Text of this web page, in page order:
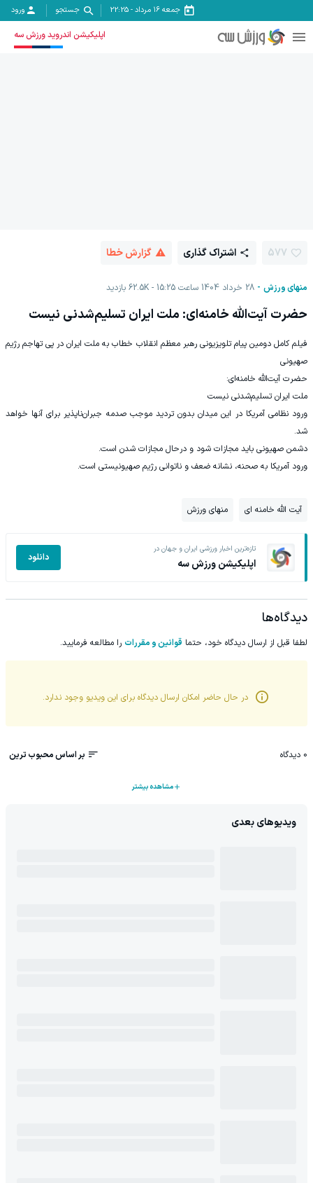
جمعه ۱۶ مرداد -
22:25 جستجو ورود
اپلیکیشن اندروید ورزش سه
منهای ورزش 28 خرداد 1404 ساعت 15:25 62.5K بازدید
577 اشتراک گذاری گزارش خطا
حضرت آیت‌الله خامنه‌ای: ملت ایران تسلیم‌شدنی نیست
فیلم کامل دومین پیام تلویزیونی رهبر معظم انقلاب خطاب به ملت ایران در پی تهاجم رژیم
صهیونی
حضرت آیت‌الله خامنه‌ای:
ملت ایران تسلیم‌شدنی نیست
ورود نظامی آمریکا در این میدان بدون تردید موجب صدمه جبران‌ناپذیر برای آنها خواهد
شد.
دشمن صهیونی باید مجازات شود و درحال مجازات شدن است.
ورود آمریکا به صحنه، نشانه ضعف و ناتوانی رژیم صهیونیستی است.
آیت الله خامنه ای منهای ورزش
تازه‌ترین اخبار ورزشی ایران و جهان در
اپلیکیشن ورزش سه دانلود
دیدگاه‌ها
لطفا قبل از ارسال دیدگاه خود، حتما قوانین و مقررات را مطالعه فرمایید.
در حال حاضر امکان ارسال دیدگاه برای این ویدیو وجود ندارد.
0 دیدگاه بر اساس محبوب ترین
مشاهده بیشتر
ویدیوهای بعدی